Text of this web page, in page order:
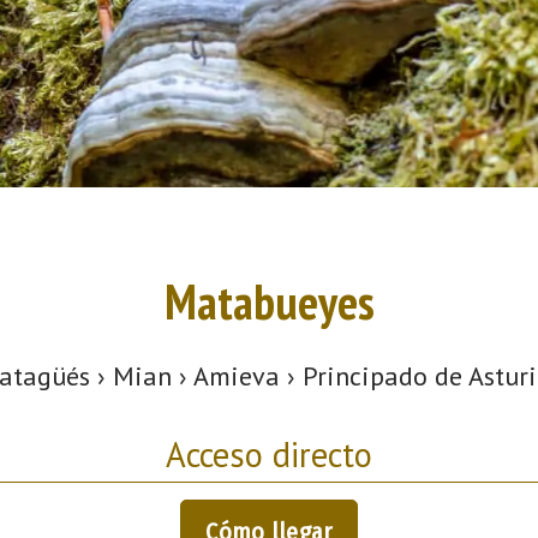
Matabueyes
› Mian › Amieva › Principado de
Acceso directo
Cómo llegar